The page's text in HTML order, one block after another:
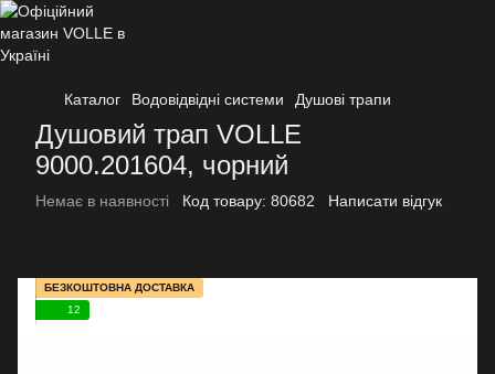
Каталог Водовідвідні системи Душові трапи
Душовий трап VOLLE
9000.201604, чорний
Немає в наявності Код товару: 80682 Написати відгук
БЕЗКОШТОВНА ДОСТАВКА
12